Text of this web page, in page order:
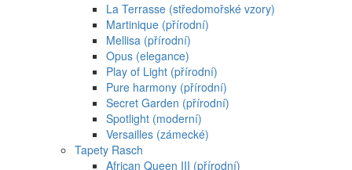
La Terrasse (středomořské vzory)
Martinique (přírodní)
Mellisa (přírodní)
Opus (elegance)
Play of Light (přírodní)
Pure harmony (přírodní)
Secret Garden (přírodní)
Spotlight (moderní)
Versailles (zámecké)
Tapety Rasch
African Queen III (přírodní)